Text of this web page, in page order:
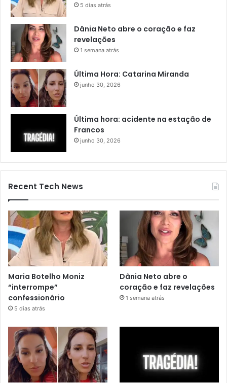
5 dias atrás
Dânia Neto abre o coração e faz
revelações
1 semana atrás
Última Hora: Catarina Miranda
junho 30, 2026
Última hora: acidente na estação de
Francos
junho 30, 2026
Recent Tech News
Maria Botelho Moniz
“interrompe”
confessionário
5 dias atrás
Dânia Neto abre o
coração e faz revelações
1 semana atrás